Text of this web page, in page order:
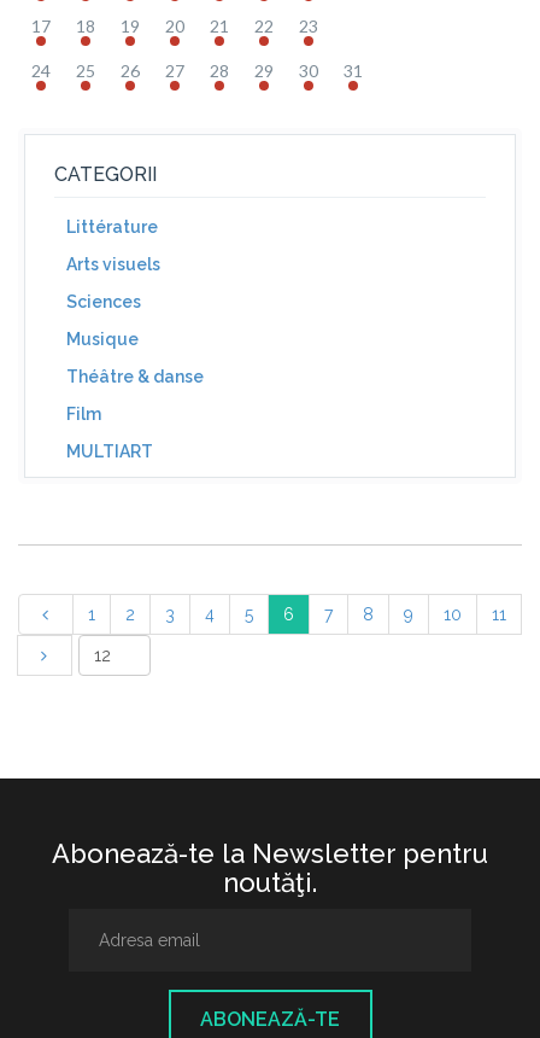
17 18 19 20 21 22 23
24 25 26 27 28 29 30 31
CATEGORII
Littérature
Arts visuels
Sciences
Musique
Théâtre & danse
Film
MULTIART
1 2 3 4 5 6 7 8 9 10 11
Abonează-te la Newsletter pentru
noutăţi.
ABONEAZĂ-TE